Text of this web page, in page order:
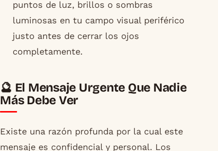
puntos de luz, brillos o sombras
luminosas en tu campo visual periférico
justo antes de cerrar los ojos
completamente.
🔮 El Mensaje Urgente Que Nadie
Más Debe Ver
Existe una razón profunda por la cual este
mensaje es confidencial y personal. Los